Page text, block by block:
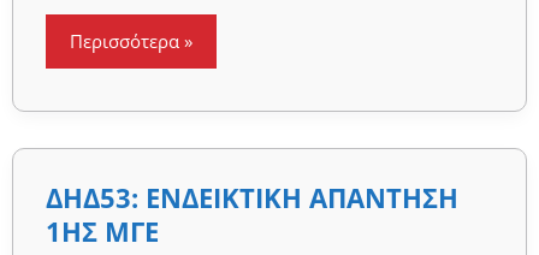
Περισσότερα »
ΔΗΔ53: ΕΝΔΕΙΚΤΙΚΗ ΑΠΑΝΤΗΣΗ
1ΗΣ ΜΓΕ
ΔΗΔ53:
ΕΝΔΕΙΚΤΙΚΗ
ΑΠΑΝΤΗΣΗ
1ΗΣ